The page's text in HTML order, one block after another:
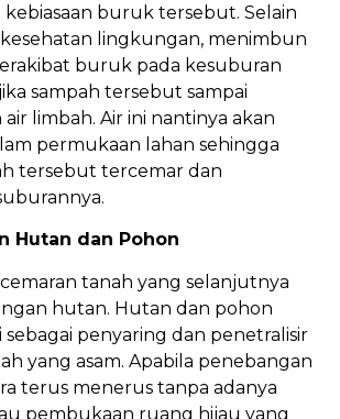
buruk tersebut. Selain
lingkungan, menimbun
buruk pada kesuburan
sampah tersebut sampai
limbah. Air ini nantinya akan
permukaan lahan sehingga
tersebut tercemar dan
Hutan dan Pohon
tanah yang selanjutnya
hutan. Hutan dan pohon
penyaring dan penetralisir
yang asam. Apabila penebangan
terus menerus tanpa adanya
pembukaan ruang hijau yang